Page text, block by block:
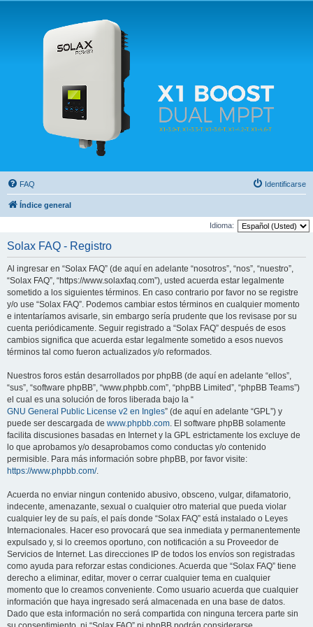
Solax FAQ
Lugar para intercambiar dudas sobre inversores solares Solax y temas relacionados.
FAQ Identificarse
Índice general
Idioma:
Solax FAQ - Registro
Al ingresar en “Solax FAQ” (de aquí en adelante “nosotros”, “nos”, “nuestro”,
“Solax FAQ”, “https://www.solaxfaq.com”), usted acuerda estar legalmente
sometido a los siguientes términos. En caso contrario por favor no se registre
y/o use “Solax FAQ”. Podemos cambiar estos términos en cualquier momento
e intentaríamos avisarle, sin embargo sería prudente que los revisase por su
cuenta periódicamente. Seguir registrado a “Solax FAQ” después de esos
cambios significa que acuerda estar legalmente sometido a esos nuevos
términos tal como fueron actualizados y/o reformados.
Nuestros foros están desarrollados por phpBB (de aquí en adelante “ellos”,
“sus”, “software phpBB”, “www.phpbb.com”, “phpBB Limited”, “phpBB Teams”)
el cual es una solución de foros liberada bajo la “
GNU General Public License v2 en Ingles” (de aquí en adelante “GPL”) y
puede ser descargada de www.phpbb.com. El software phpBB solamente
facilita discusiones basadas en Internet y la GPL estrictamente los excluye de
lo que aprobamos y/o desaprobamos como conductas y/o contenido
permisible. Para más información sobre phpBB, por favor visite:
https://www.phpbb.com/.
Acuerda no enviar ningun contenido abusivo, obsceno, vulgar, difamatorio,
indecente, amenazante, sexual o cualquier otro material que pueda violar
cualquier ley de su país, el país donde “Solax FAQ” está instalado o Leyes
Internacionales. Hacer eso provocará que sea inmediata y permanentemente
expulsado y, si lo creemos oportuno, con notificación a su Proveedor de
Servicios de Internet. Las direcciones IP de todos los envíos son registradas
como ayuda para reforzar estas condiciones. Acuerda que “Solax FAQ” tiene
derecho a eliminar, editar, mover o cerrar cualquier tema en cualquier
momento que lo creamos conveniente. Como usuario acuerda que cualquier
información que haya ingresado será almacenada en una base de datos.
Dado que esta información no será compartida con ninguna tercera parte sin